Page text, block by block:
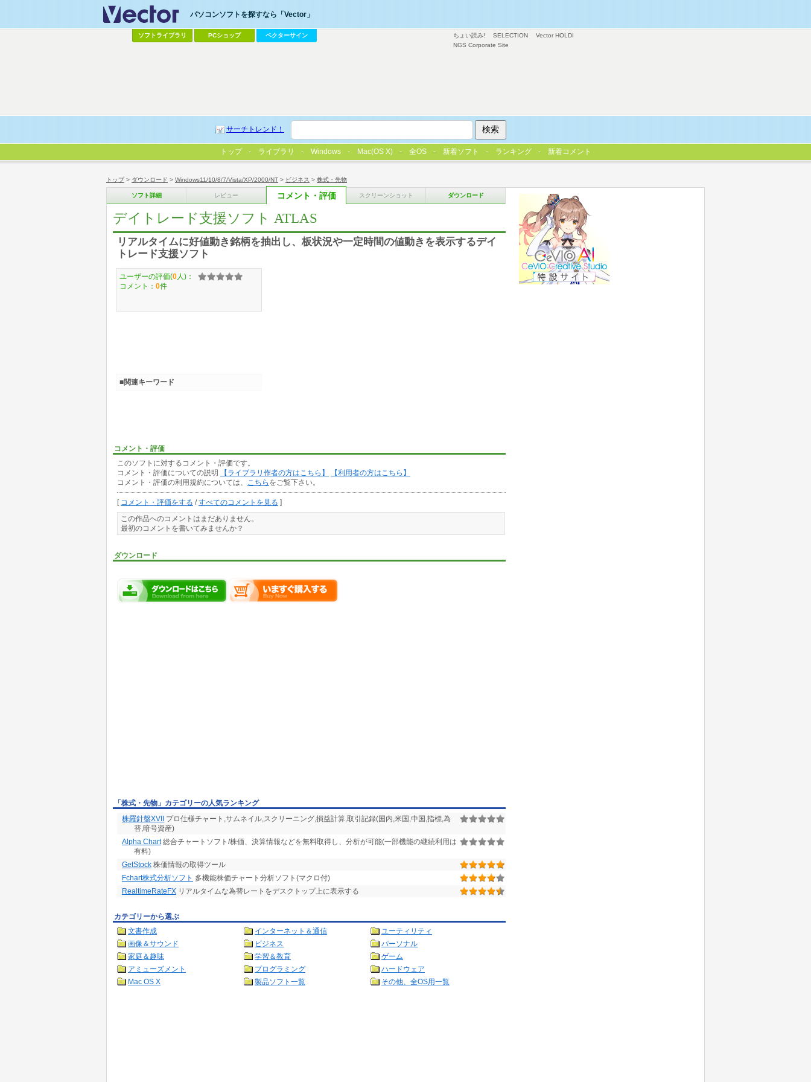
トップ> ダウンロード > Windows11/10/8/7/Vista/XP/2000/NT > ビジネス > 株式・先物
ソフト詳細 レビュー コメント・評価 スクリーンショット ダウンロード
デイトレード支援ソフト ATLAS
リアルタイムに好値動き銘柄を抽出し、板状況や一定時間の値動きを表示するデイ
トレード支援ソフト
コメント・評価
このソフトに対するコメント・評価です。
コメント・評価についての説明
【ライブラリ作者の方はこちら】
【利用者の方はこちら】
コメント・評価の利用規約については、
こちら をご覧下さい。
[ コメント・評価をする /すべてのコメントを見る ]
この作品へのコメントはまだありません。
最初のコメントを書いてみませんか？
ダウンロード
ユーザーの評価(0 人)：
コメント： 0件
■関連キーワード
「株式・先物」カテゴリーの人気ランキング
株羅針盤XVII
プロ仕様チャート,サムネイル,スクリーニング,損益計算,取引記録(国内,米国,中国,指標,為
替,暗号資産)
Alpha Chart総合チャートソフト/株価、決算情報などを無料取得し、分析が可能(一部機能の継続利用は
有料)
GetStock 株価情報の取得ツール
Fchart株式分析ソフト 多機能株価チャート分析ソフト(マクロ付)
RealtimeRateFX リアルタイムな為替レートをデスクトップ上に表示する
カテゴリーから選ぶ
文書作成
インターネット＆通信
ユーティリティ
画像＆サウンド
ビジネス
パーソナル
家庭＆趣味
学習＆教育
ゲーム
アミューズメント
プログラミング
ハードウェア
Mac OS X
製品ソフト一覧 その他、全OS用一覧
ちょい読み! SELECTION
Vector HOLDI
NGS Corporate Site
パソコンソフトを探すなら「Vector」
ソフトライブラリ PCショップ ベクターサイン
サーチトレンド！
トップ ライブラリ Windows Mac(OS X) 全OS 新着ソフト ランキング 新着コメント